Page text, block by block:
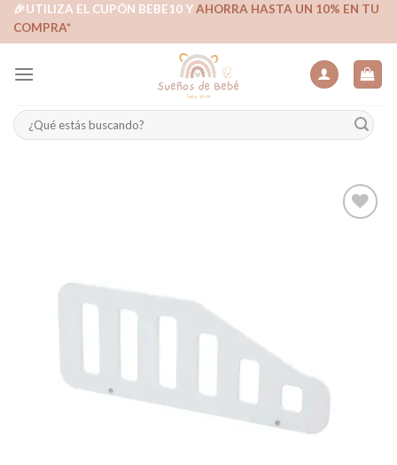
Skip🎉UTILIZA EL CUPÓN BEBE10 YAHORRA HASTA UN 10% EN TU
COMPRA*
Buscar
por: